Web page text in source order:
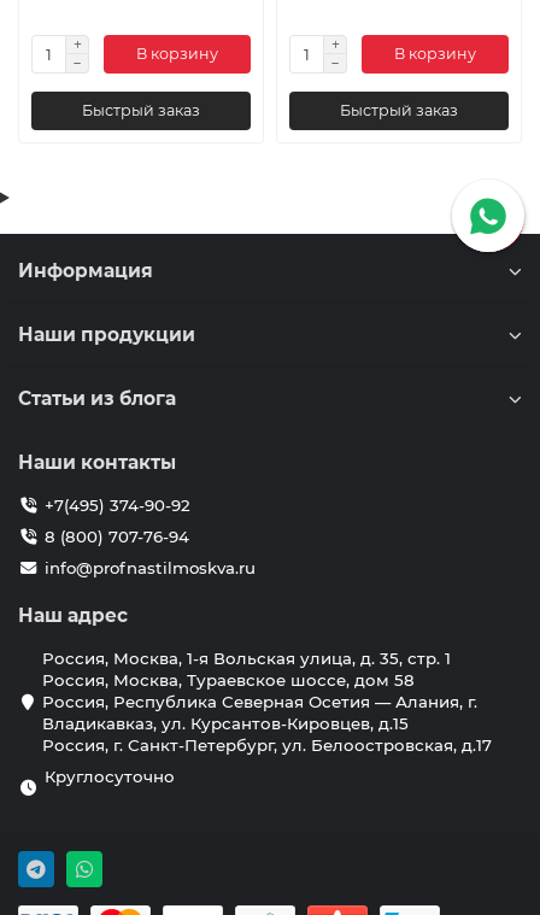
В корзину
Быстрый заказ
В корзину
Быстрый заказ
Информация
Наши продукции
Статьи из блога
Наши контакты
+7(495) 374-90-92
8 (800) 707-76-94
info@profnastilmoskva.ru
Наш адрес
Россия, Москва, 1-я Вольская улица, д. 35, стр. 1
Россия, Москва, Тураевское шоссе, дом 58
Россия, Республика Северная Осетия — Алания, г.
Владикавказ, ул. Курсантов-Кировцев, д.15
Россия, г. Санкт-Петербург, ул. Белоостровская, д.17
Круглосуточно